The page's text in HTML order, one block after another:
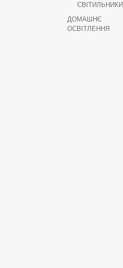
СВІТИЛЬНИКИ
ДОМАШНЄ
ОСВІТЛЕННЯ